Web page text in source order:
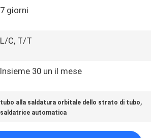
7 giorni
L/C, T/T
Insieme 30 un il mese
tubo alla saldatura orbitale dello strato di tubo,
saldatrice automatica